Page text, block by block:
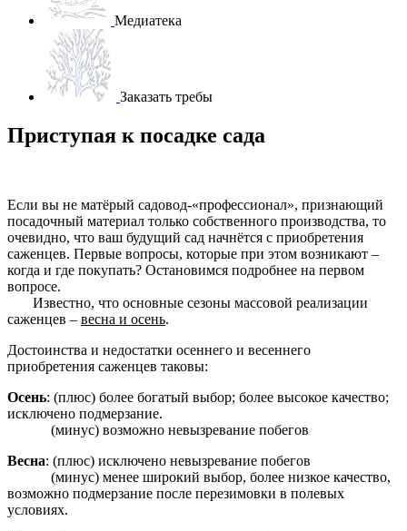
Медиатека
Заказать требы
Приступая к посадке сада
Если вы не матёрый садовод-«профессионал», признающий
посадочный материал только собственного производства, то
очевидно, что ваш будущий сад начнётся с приобретения
саженцев. Первые вопросы, которые при этом возникают –
когда и где покупать? Остановимся подробнее на первом
вопросе.
Известно, что основные сезоны массовой реализации
саженцев – весна и осень.
Достоинства и недостатки осеннего и весеннего
приобретения саженцев таковы:
Осень: (плюс) более богатый выбор; более высокое качество;
исключено подмерзание.
(минус) возможно невызревание побегов
Весна: (плюс) исключено невызревание побегов
(минус) менее широкий выбор, более низкое качество,
возможно подмерзание после перезимовки в полевых
условиях.